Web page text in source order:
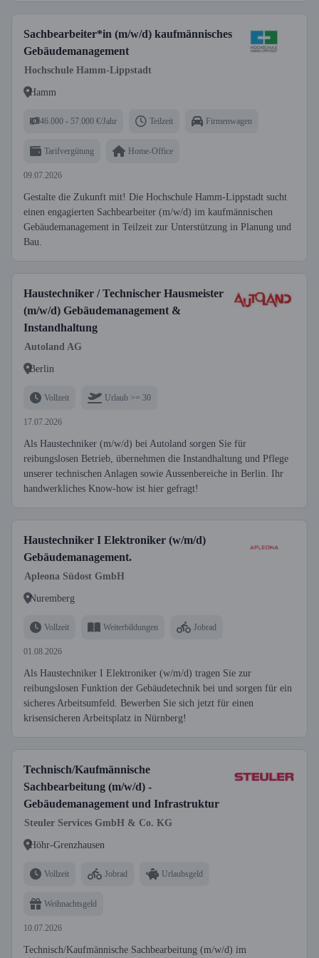
Sachbearbeiter*in (m/w/d) kaufmännisches
Gebäudemanagement
Hochschule Hamm-Lippstadt
Hamm
46.000 - 57.000 €/Jahr Teilzeit Firmenwagen
Tarifvergütung Home-Office
09.07.2026
Gestalte die Zukunft mit! Die Hochschule Hamm-Lippstadt sucht
einen engagierten Sachbearbeiter (m/w/d) im kaufmännischen
Gebäudemanagement in Teilzeit zur Unterstützung in Planung und
Bau.
Haustechniker / Technischer Hausmeister
(m/w/d) Gebäudemanagement &
Instandhaltung
Autoland AG
Berlin
Vollzeit Urlaub >= 30
17.07.2026
Als Haustechniker (m/w/d) bei Autoland sorgen Sie für
reibungslosen Betrieb, übernehmen die Instandhaltung und Pflege
unserer technischen Anlagen sowie Aussenbereiche in Berlin. Ihr
handwerkliches Know-how ist hier gefragt!
Haustechniker I Elektroniker (w/m/d)
Gebäudemanagement.
Apleona Südost GmbH
Nuremberg
Vollzeit Weiterbildungen Jobrad
01.08.2026
Als Haustechniker I Elektroniker (w/m/d) tragen Sie zur
reibungslosen Funktion der Gebäudetechnik bei und sorgen für ein
sicheres Arbeitsumfeld. Bewerben Sie sich jetzt für einen
krisensicheren Arbeitsplatz in Nürnberg!
Technisch/Kaufmännische
Sachbearbeitung (m/w/d) -
Gebäudemanagement und Infrastruktur
Steuler Services GmbH & Co. KG
Höhr-Grenzhausen
Vollzeit Jobrad Urlaubsgeld
Weihnachtsgeld
10.07.2026
Technisch/Kaufmännische Sachbearbeitung (m/w/d) im